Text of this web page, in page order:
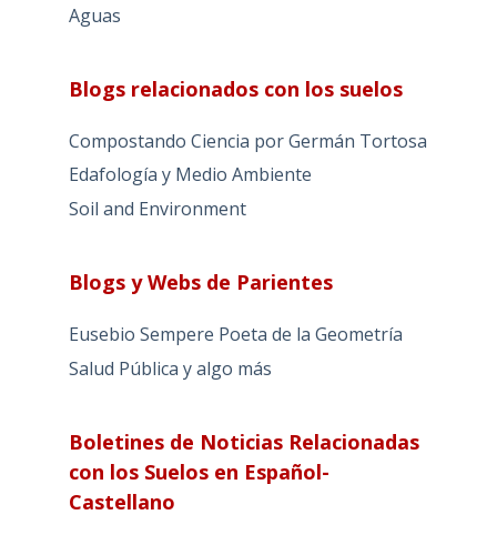
Aguas
Blogs relacionados con los suelos
Compostando Ciencia por Germán Tortosa
Edafología y Medio Ambiente
Soil and Environment
Blogs y Webs de Parientes
Eusebio Sempere Poeta de la Geometría
Salud Pública y algo más
Boletines de Noticias Relacionadas
con los Suelos en Español-
Castellano